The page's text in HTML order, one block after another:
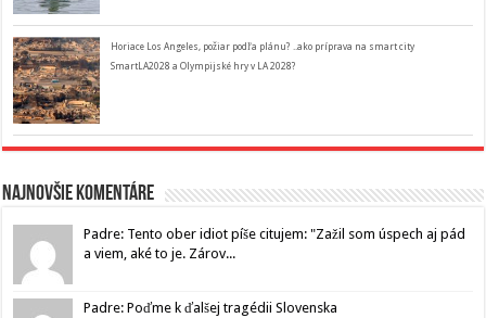
Horiace Los Angeles, požiar podľa plánu? ..ako príprava na smart city
SmartLA2028 a Olympijské hry v LA 2028?
Najnovšie komentáre
Padre: Tento ober idiot píše citujem: "Zažil som úspech aj pád
a viem, aké to je. Zárov...
Padre: Poďme k ďalšej tragédii Slovenska